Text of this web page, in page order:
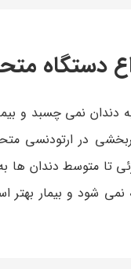
دستگاه
دندان نمی چسبد و
در
متوسط دندان‌ ها
نمی شود و بیمار